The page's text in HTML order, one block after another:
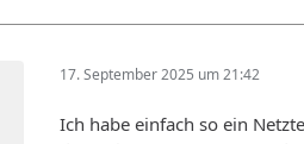
17. September 2025 um 21:42
Ich habe einfach so ein